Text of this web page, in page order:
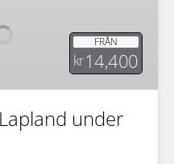
FRÅN
kr14,400
under